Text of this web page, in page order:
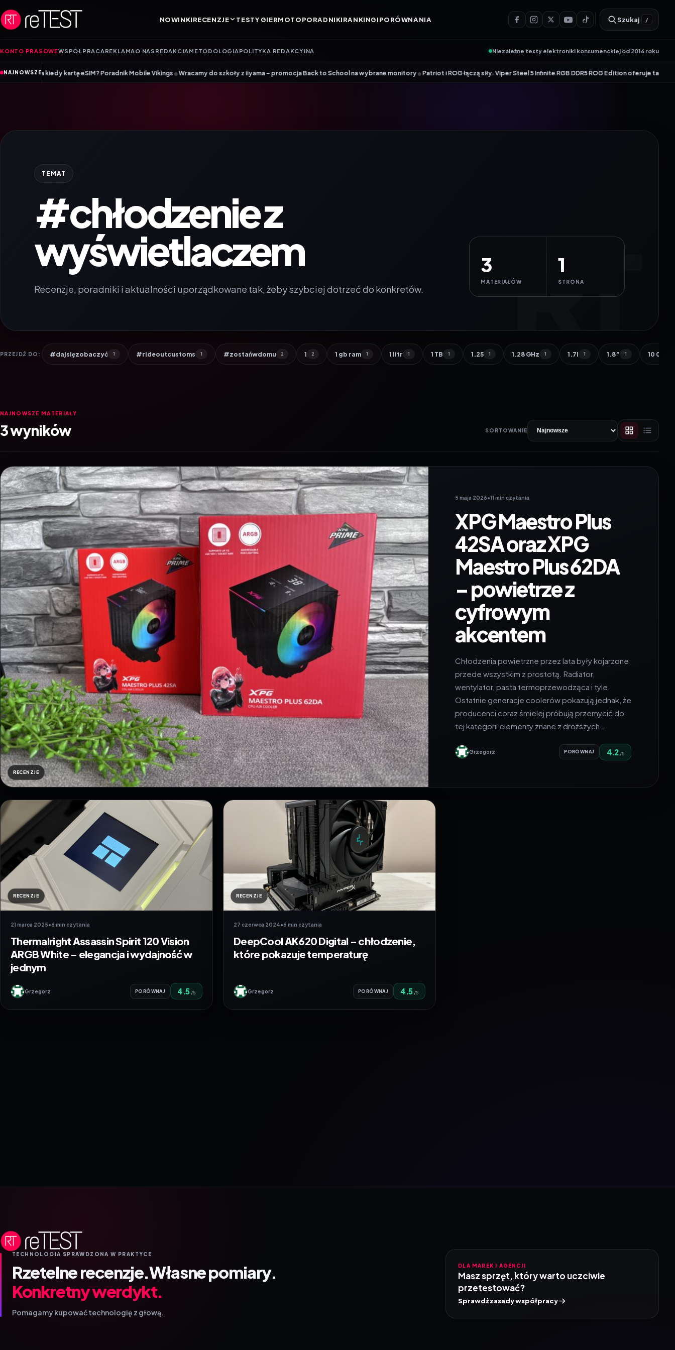
NOWINKIRECENZJE TESTY GIERMOTOPORADNIKIRANKINGIPORÓWNANIA Szukaj /
KONTO PRASOWEWSPÓŁPRACA REKLAMA O NAS REDAKCJA METODOLOGIA POLITYKA REDAKCYJNA Niezależne testy elektroniki konsumenckiej od 2016 roku
NAJNOWSZE
eSIM? Poradnik Mobile Vikings•Wracamy do szkoły z iiyama – promocja Back to School na wybrane monitory•Patriot i ROG łączą siły. Viper Steel 5 Infinite RGB DDR5 ROG Edition oferuje taktowanie do 8600 MT/s
TEMAT
#chłodzenie z
wyświetlaczem
Recenzje, poradniki i aktualności uporządkowane tak, żeby szybciej dotrzeć do konkretów.
3
MATERIAŁÓW
1
STRONA
PRZEJDŹ DO: #dajsięzobaczyć 1 #rideoutcustoms 1 #zostańwdomu 2 1 2 1 gb ram 1 1 litr 1 1 TB 1 1.25 1 1.28 GHz 1 1.7l 1 1.8” 1 10 000
NAJNOWSZE MATERIAŁY
3 wyników SORTOWANIE
RECENZJE
5 maja 2026•11 min czytania
XPG Maestro Plus
42SA oraz XPG
Maestro Plus 62DA
– powietrze z
cyfrowym
akcentem
Chłodzenia powietrzne przez lata były kojarzone
przede wszystkim z prostotą. Radiator,
wentylator, pasta termoprzewodząca i tyle.
Ostatnie generacje coolerów pokazują jednak, że
producenci coraz śmielej próbują przemycić do
tej kategorii elementy znane z droższych…
Grzegorz PORÓWNAJ 4.2 /5
RECENZJE
21 marca 2025•6 min czytania
Thermalright Assassin Spirit 120 Vision
ARGB White – elegancja i wydajność w
jednym
Grzegorz PORÓWNAJ 4.5 /5
RECENZJE
27 czerwca 2024•6 min czytania
DeepCool AK620 Digital – chłodzenie,
które pokazuje temperaturę
Grzegorz PORÓWNAJ 4.5 /5
TECHNOLOGIA SPRAWDZONA W PRAKTYCE
Rzetelne recenzje.Własne pomiary.
Konkretny werdykt.
Pomagamy kupować technologię z głową.
DLA MAREK I AGENCJI
Masz sprzęt, który warto uczciwie
przetestować?
Sprawdź zasady współpracy